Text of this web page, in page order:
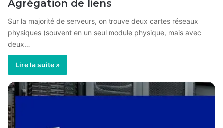
Agrégation de liens
Sur la majorité de serveurs, on trouve deux cartes réseaux
physiques (souvent en un seul module physique, mais avec
deux…
Lire la suite »